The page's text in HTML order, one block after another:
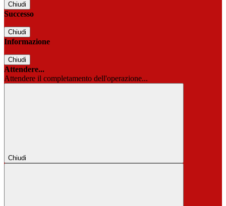
Chiudi
Successo
Chiudi
Informazione
Chiudi
Attendere...
Attendere il completamento dell'operazione...
Chiudi